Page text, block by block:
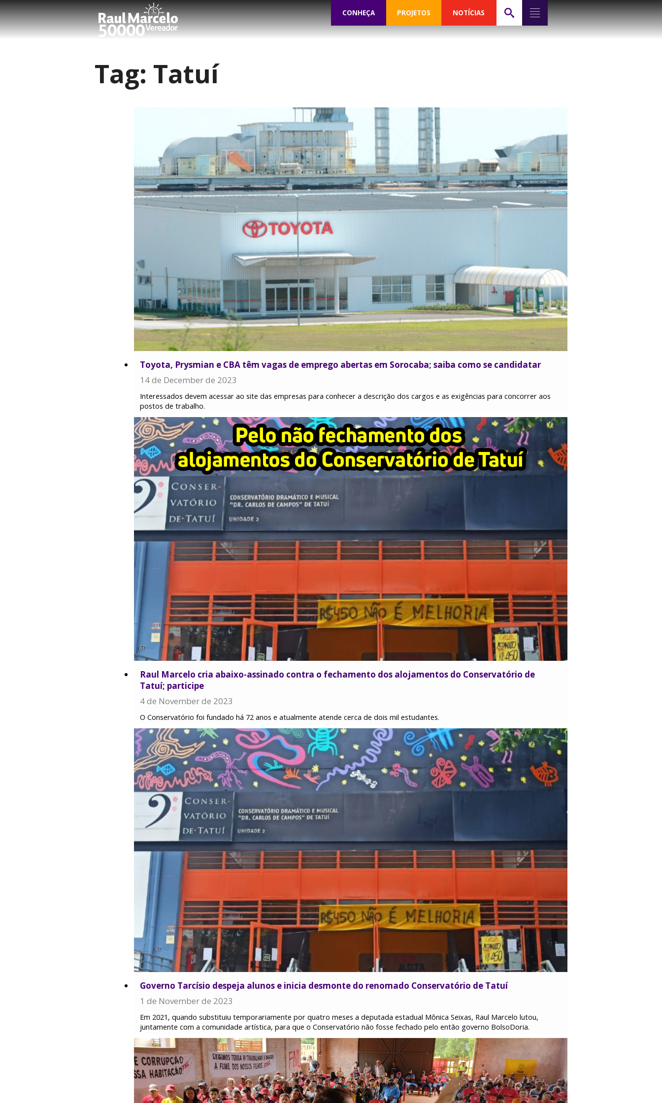
CONHEÇA PROJETOS NOTÍCIAS
Tag: Tatuí
Toyota, Prysmian e CBA têm vagas de emprego abertas em Sorocaba; saiba como se candidatar
14 de December de 2023
Interessados devem acessar ao site das empresas para conhecer a descrição dos cargos e as exigências para concorrer aos
postos de trabalho.
Raul Marcelo cria abaixo-assinado contra o fechamento dos alojamentos do Conservatório de
Tatuí; participe
4 de November de 2023
O Conservatório foi fundado há 72 anos e atualmente atende cerca de dois mil estudantes.
Governo Tarcísio despeja alunos e inicia desmonte do renomado Conservatório de Tatuí
1 de November de 2023
Em 2021, quando substituiu temporariamente por quatro meses a deputada estadual Mônica Seixas, Raul Marcelo lutou,
juntamente com a comunidade artística, para que o Conservatório não fosse fechado pelo então governo BolsoDoria.